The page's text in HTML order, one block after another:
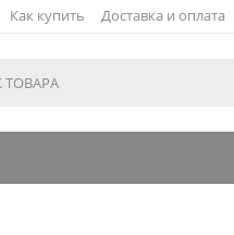
Как купить Доставка и оплата